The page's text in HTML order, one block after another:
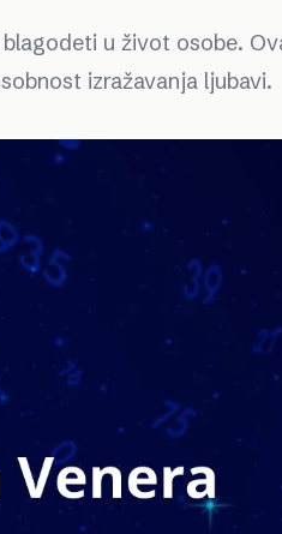
u život osobe.
izražavanja ljubavi.